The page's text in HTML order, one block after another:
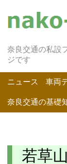
奈良交通の私設
ジです
ニュース 車両
奈良交通の基礎
若草